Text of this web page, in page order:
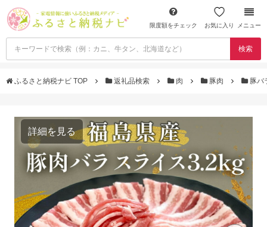
限度額をチェック お気に入り メニュー
検索
ふるさと納税ナビ TOP 返礼品検索 肉 豚肉 豚バ
詳細を見る